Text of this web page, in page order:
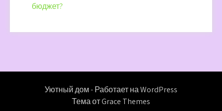
бюджет?
Уютный дом - Работает на WordPress
Тема от Grace Themes